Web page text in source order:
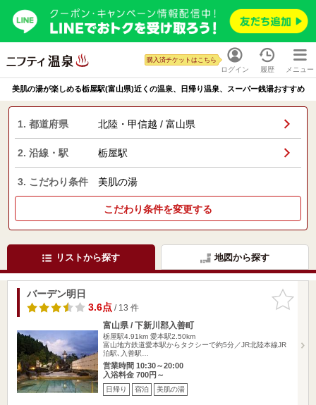
ログイン
購入済チケットはこちら
履歴 メニュー
美肌の湯が楽しめる栃屋駅(富山県)近くの温泉、日帰り温泉、スーパー銭湯おすすめ
1. 都道府県 北陸・甲信越 / 富山県
2. 沿線・駅 栃屋駅
3. こだわり条件 美肌の湯
こだわり条件を変更する
リストから探す 地図から探す
お気に入
りに追加
バーデン明日
3.6点/ 13 件
富山県 / 下新川郡入善町
栃屋駅4.91km 愛本駅2.50km
富山地方鉄道愛本駅からタクシーで約5分／JR北陸本線JR
泊駅､入善駅…
営業時間 10:30～20:00
入浴料金 700円～
日帰り 宿泊 美肌の湯